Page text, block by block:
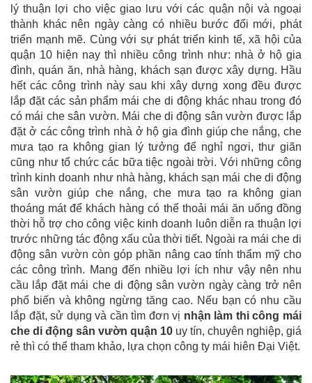
lý thuận lợi cho việc giao lưu với các quận nội và ngoại
thành khác nên ngày càng có nhiều bước đổi mới, phát
triển mạnh mẽ. Cùng với sự phát triển kinh tế, xã hội của
quận 10 hiện nay thì nhiều công trình như: nhà ở hộ gia
đình, quán ăn, nhà hàng, khách sạn được xây dựng. Hầu
hết các công trình này sau khi xây dựng xong đều được
lắp đặt các sản phẩm mái che di động khác nhau trong đó
có mái che sân vườn. Mái che di động sân vườn được lắp
đặt ở các công trình nhà ở hộ gia đình giúp che nắng, che
mưa tạo ra không gian lý tưởng để nghỉ ngơi, thư giãn
cũng như tổ chức các bữa tiệc ngoài trời. Với những công
trình kinh doanh như nhà hàng, khách sạn mái che di động
sân vườn giúp che nắng, che mưa tạo ra không gian
thoáng mát để khách hàng có thể thoải mái ăn uống đồng
thời hỗ trợ cho công việc kinh doanh luôn diễn ra thuận lợi
trước những tác động xấu của thời tiết. Ngoài ra mái che di
động sân vườn còn góp phần nâng cao tính thẩm mỹ cho
các công trình. Mang đến nhiều lợi ích như vậy nên nhu
cầu lắp đặt mái che di động sân vườn ngày càng trở nên
phổ biến và không ngừng tăng cao. Nếu bạn có nhu cầu
lắp đặt, sử dụng và cần tìm đơn vị nhận làm thi công mái
che di động sân vườn quận 10 uy tín, chuyên nghiệp, giá
rẻ thì có thể tham khảo, lựa chọn công ty mái hiên Đại Việt.